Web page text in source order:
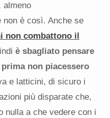
almeno
non è così. Anche se
non combattono il
è sbagliato pensare
non piacessero
e latticini, di sicuro i
più disparate che,
nulla a che vedere con i